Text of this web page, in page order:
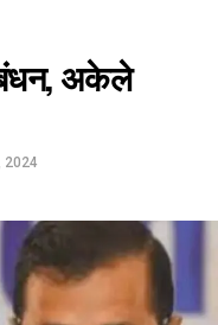
अकेले
2024